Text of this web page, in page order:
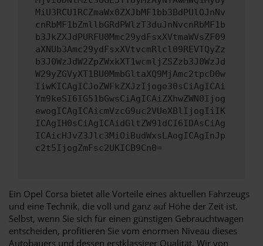
MiU3RCU1RCZmaWx0ZXJbMF1bb3BdPUlOJnNv
cnRbMF1bZmllbGRdPWlzT3duJnNvcnRbMF1b
b3JkZXJdPURFU0Mmc29ydFsxXVtmaWVsZF09
aXNUb3Amc29ydFsxXVtvcmRlcl09REVTQyZz
b3J0WzJdW2ZpZWxkXT1wcmljZSZzb3J0WzJd
W29yZGVyXT1BU0MmbGltaXQ9MjAmc2tpcD0w
IiwKICAgICJoZWFkZXJzIjoge30sCiAgICAi
Ym9keSI6IG51bGwsCiAgICAiZXhwZWN0Ijog
ewogICAgICAicmVzcG9uc2VUeXBlIjogIiIK
ICAgIH0sCiAgICAidGltZW91dCI6IDAsCiAg
ICAicHJvZ3Jlc3MiOiBudWxsLAogICAgInJp
c2t5IjogZmFsc2UKICB9Cn0=
Ein Opel Corsa bietet alle Vorteile eines aktuellen Fahrzeugs
und eine Technik, die voll und ganz auf Höhe der Zeit ist.
Selbst, wenn Sie sich für einen günstigen Gebrauchtwagen
entscheiden, profitieren Sie vom enormen Niveau dieses
Autobauers und dessen erstklassiger Qualität. Wir von